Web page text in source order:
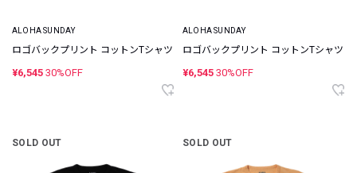
ALOHA SUNDAY
ロゴバックプリント コットンTシャツ
¥6,545 30%OFF
ALOHA SUNDAY
ロゴバックプリント コットンTシャツ
¥6,545 30%OFF
SOLD OUT SOLD OUT